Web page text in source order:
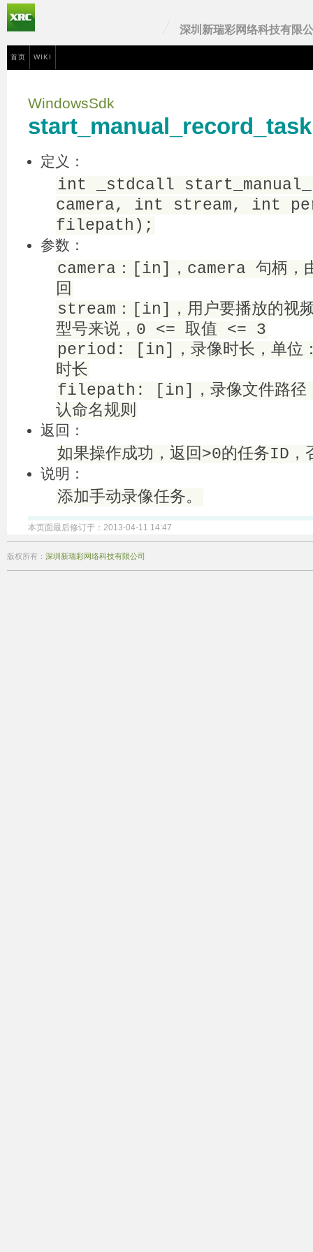
深圳新瑞彩网络科技有限
首页 WIKI
WindowsSdk
定义：
int _stdcall
camera, int stream, int
filepath);
参数：
camera：[in]，camera 句柄，
回
stream：[in]，用户要播放的视
型号来说，0 <= 取值 <= 3
period: [in]，录像时长，单位：
时长
filepath: [in]，录像文件路径，
认命名规则
返回：
如果操作成功，返回>0的任务ID，
说明：
添加手动录像任务。
本页面最后修订于：2013-04-11 14:47
版权所有： 深圳新瑞彩网络科技有限公司